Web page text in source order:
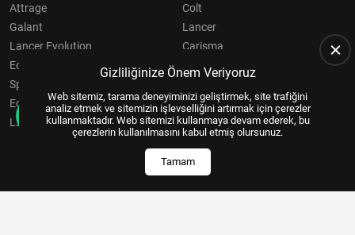
Attrage
Colt
Galant
Lancer
Lancer Evolution
Carisma
Eclipse
Grandis
Space Star
Eclipse Cross
OUTLANDER
L200
Pajero
Gizliliğinize Önem Veriyoruz
Web sitemiz, tarama deneyiminizi geliştirmek, site trafiğini
analiz etmek ve sitemizin işlevselliğini artırmak için çerezler
kullanmaktadır. Web sitemizi kullanmaya devam ederek, bu
çerezlerin kullanılmasını kabul etmiş olursunuz.
Tamam